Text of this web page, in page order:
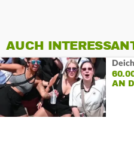
AUCH
AN